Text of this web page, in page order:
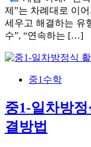
제”는 차례대로 이
세우고 해결하는 유
수”, “연속하는 […]
중1수학
중1-일차방정
결방법